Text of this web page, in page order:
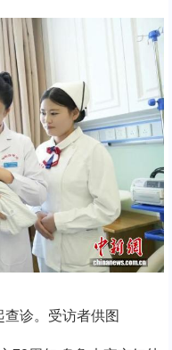
诊。受访者供图